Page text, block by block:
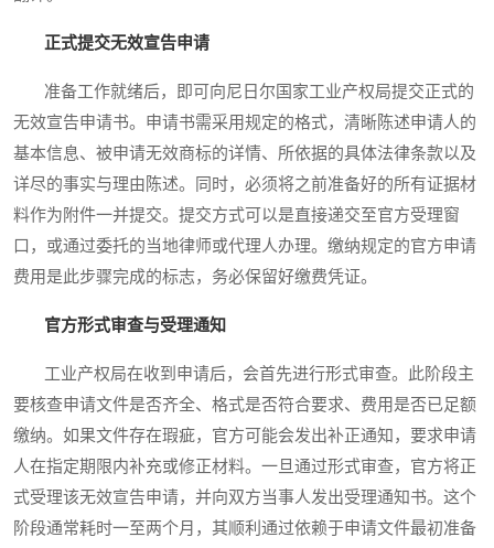
正式提交无效宣告申请
准备工作就绪后，即可向尼日尔国家工业产权局提交正式的
无效宣告申请书。申请书需采用规定的格式，清晰陈述申请人的
基本信息、被申请无效商标的详情、所依据的具体法律条款以及
详尽的事实与理由陈述。同时，必须将之前准备好的所有证据材
料作为附件一并提交。提交方式可以是直接递交至官方受理窗
口，或通过委托的当地律师或代理人办理。缴纳规定的官方申请
费用是此步骤完成的标志，务必保留好缴费凭证。
官方形式审查与受理通知
工业产权局在收到申请后，会首先进行形式审查。此阶段主
要核查申请文件是否齐全、格式是否符合要求、费用是否已足额
缴纳。如果文件存在瑕疵，官方可能会发出补正通知，要求申请
人在指定期限内补充或修正材料。一旦通过形式审查，官方将正
式受理该无效宣告申请，并向双方当事人发出受理通知书。这个
阶段通常耗时一至两个月，其顺利通过依赖于申请文件最初准备